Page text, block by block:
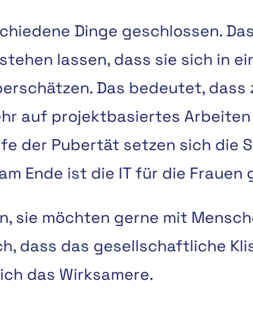
Dinge geschlossen.
lassen, dass sie sich in
Das bedeutet,
auf projektbasiertes
der Pubertät setzen sich die
Ende ist die IT für die Frauen
sie möchten gerne mit
dass das gesellschaftliche
das Wirksamere.